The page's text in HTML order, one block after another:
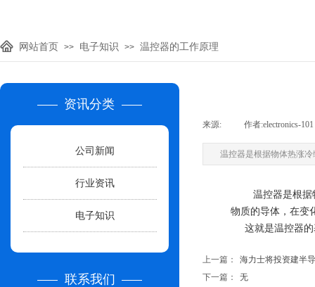
网站首页 >> 电子知识 >> 温控器的工作原理
公司新闻
行业资讯
电子知识
资讯分类
联系我们
来源: 作者:electronics-101
温控器是根据物体热涨
温控器是根据物
物质的导体，在变
这就是温控器的
上一篇：
海力士将投资建半
下一篇：
无